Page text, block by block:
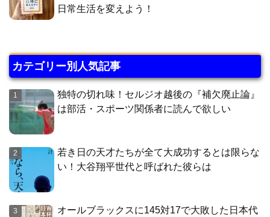
日常生活を変えよう！
カテゴリー別人気記事
独特の切れ味！セルジオ越後の『補欠廃止論』
は部活・スポーツ関係者に読んで欲しい
若き日の天才たちが全て大成功するとは限らな
い！大谷翔平世代と呼ばれた彼らは
オールブラックスに145対17で大敗した日本代